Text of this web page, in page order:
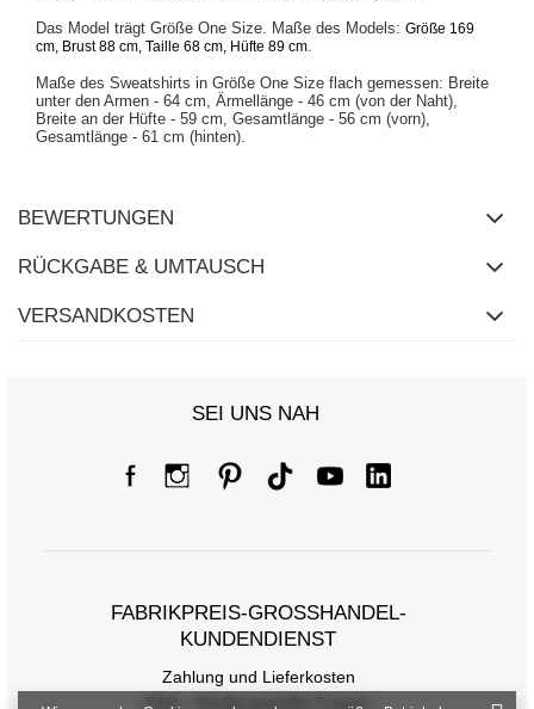
Das Model trägt Größe One Size. Maße des Models: Größe 169
cm, Brust 88 cm, Taille 68 cm, Hüfte 89 cm.
Maße des Sweatshirts in Größe One Size flach gemessen: Breite
unter den Armen - 64 cm, Ärmellänge - 46 cm (von der Naht),
Breite an der Hüfte - 59 cm, Gesamtlänge - 56 cm (vorn),
Gesamtlänge - 61 cm (hinten).
BEWERTUNGEN
RÜCKGABE & UMTAUSCH
VERSANDKOSTEN
SEI UNS NAH
FABRIKPREIS-GROSSHANDEL-K
UNDENDIENST
Zahlung und Lieferkosten
FAQ - Häufig gestellte Fragen